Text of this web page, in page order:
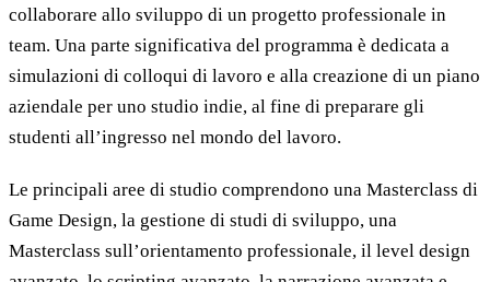
collaborare allo sviluppo di un progetto professionale in
team. Una parte significativa del programma è dedicata a
simulazioni di colloqui di lavoro e alla creazione di un piano
aziendale per uno studio indie, al fine di preparare gli
studenti all’ingresso nel mondo del lavoro.
Le principali aree di studio comprendono una Masterclass di
Game Design, la gestione di studi di sviluppo, una
Masterclass sull’orientamento professionale, il level design